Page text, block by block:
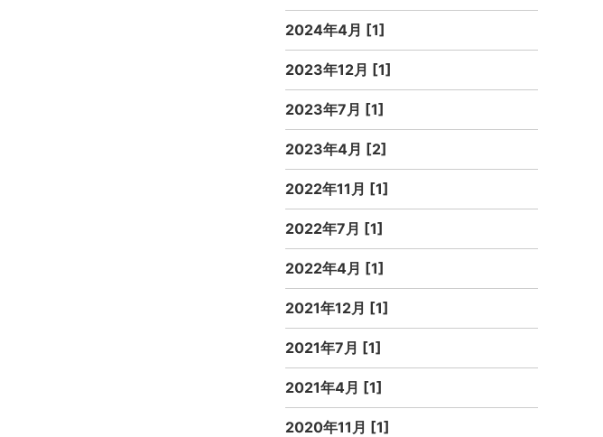
2024年4月 [1]
2023年12月 [1]
2023年7月 [1]
2023年4月 [2]
2022年11月 [1]
2022年7月 [1]
2022年4月 [1]
2021年12月 [1]
2021年7月 [1]
2021年4月 [1]
2020年11月 [1]